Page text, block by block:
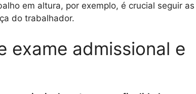
em altura, por exemplo, é crucial seguir as
do trabalhador.
exame admissional e